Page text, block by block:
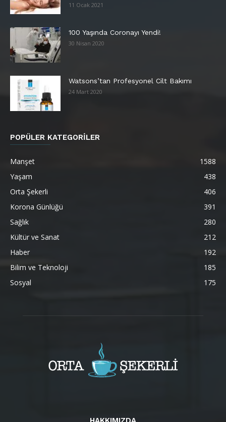
11 Ocak 2021
100 Yaşında Coronayı Yendi!
30 Nisan 2020
Watsons’tan Profesyonel Cilt Bakımı
24 Mart 2020
POPÜLER KATEGORİLER
Manşet
1588
Yaşam
438
Orta Şekerli
406
Korona Günlüğü
391
Sağlık
280
Kültür ve Sanat
212
Haber
192
Bilim ve Teknoloji
185
Sosyal
175